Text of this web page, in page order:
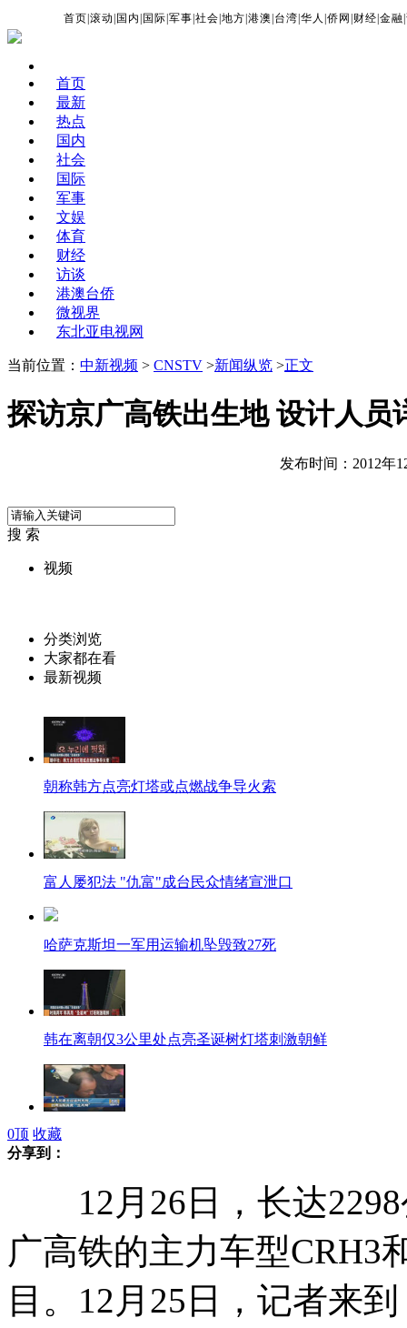
首页 |滚动 国内 国际 |军事 |社会 |地方 |港澳 台湾 |华人 |侨网 财经 |金融 |
首页
最新
热点
国内
社会
国际
军事
文娱
体育
财经
访谈
港澳台侨
微视界
东北亚电视网
当前位置： 中新视频 > CNSTV >新闻纵览 >正文
探访京广高铁出生地 设计人员
发布时间：2012年
搜 索
视频
分类浏览
大家都在看
最新视频
朝称韩方点亮灯塔或点燃战争导火索
富人屡犯法 "仇富"成台民众情绪宣泄口
哈萨克斯坦一军用运输机坠毁致27死
韩在离朝仅3公里处点亮圣诞树灯塔刺激朝鲜
杀人犯是否该判死刑 台法院首度"生死辩"
我国2000万人从事烟草业 税收占财政收入6%
砸车盗窃80万 嫌疑人自拍秀分赃
0顶 收藏
分享到：
12月26日，长达2298
广高铁的主力车型CRH3
目。12月25日，记者来